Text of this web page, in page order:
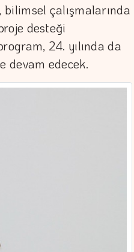
çalışmalarında
desteği
24. yılında da
devam edecek.